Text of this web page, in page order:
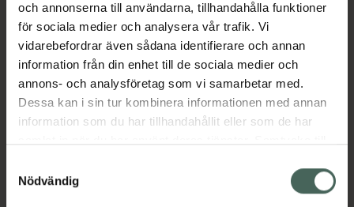
och annonserna till användarna, tillhandahålla funktioner
för sociala medier och analysera vår trafik. Vi
vidarebefordrar även sådana identifierare och annan
information från din enhet till de sociala medier och
annons- och analysföretag som vi samarbetar med.
Dessa kan i sin tur kombinera informationen med annan
information som du har tillhandahållit eller som de har
återkalla ditt samtycke via webbplatsens
cookieinställningar. Ett återkallat samtycke påverkar inte
Nödvändig
EAN:08809115025487
Kategorier:
AnsiktsrengöringAnsiktsvårdHudvård
K-BeautyPremium hudvård